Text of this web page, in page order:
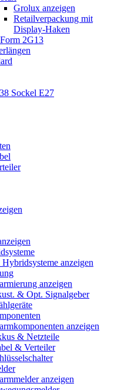
Grolux anzeigen
Retailverpackung mit
Display-Haken
2G13
Sockel E27
anzeigen
anzeigen
& Opt. Signalgeber
anzeigen
& Netzteile
& Verteiler
anzeigen